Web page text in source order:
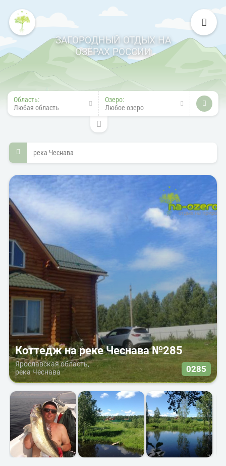
ЗАГОРОДНЫЙ ОТДЫХ НА
ОЗЁРАХ РОССИИ
Область:
Любая область
Озеро:
Любое озеро
река Чеснава
Коттедж на реке Чеснава №285
Ярославская область,
река Чеснава
0285